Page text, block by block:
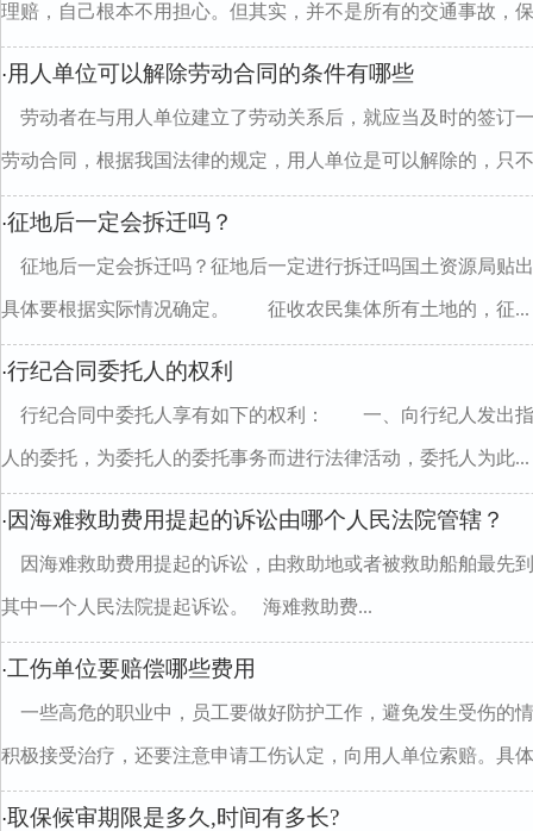
理赔，自己根本不用担心。但其实，并不是所有的交通事故，
·用人单位可以解除劳动合同的条件有哪些
劳动者在与用人单位建立了劳动关系后，就应当及时的签订
劳动合同，根据我国法律的规定，用人单位是可以解除的，只
·征地后一定会拆迁吗？
征地后一定会拆迁吗？征地后一定进行拆迁吗国土资源局贴
具体要根据实际情况确定。 征收农民集体所有土地的，征...
·行纪合同委托人的权利
行纪合同中委托人享有如下的权利： 一、向行纪人发
人的委托，为委托人的委托事务而进行法律活动，委托人为此...
· 因海难救助费用提起的诉讼由哪个人民法院管辖？
因海难救助费用提起的诉讼，由救助地或者被救助船舶最先
其中一个人民法院提起诉讼。 海难救助费...
·工伤单位要赔偿哪些费用
一些高危的职业中，员工要做好防护工作，避免发生受伤的
积极接受治疗，还要注意申请工伤认定，向用人单位索赔。具
·取保候审期限是多久,时间有多长?